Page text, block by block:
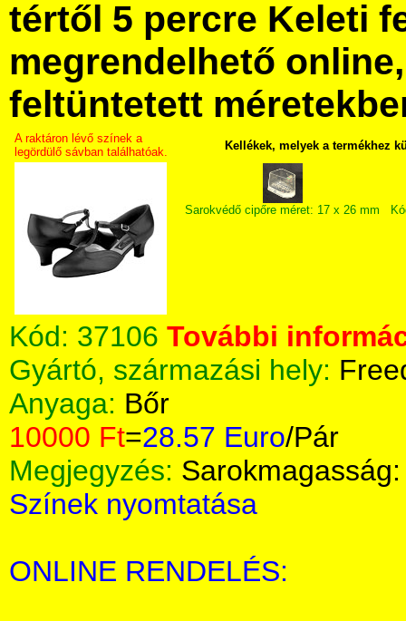
tértől 5 percre Keleti
megrendelhető
feltüntetett
A raktáron lévő színek a
legördülő sávban találhatóak.
Kellékek, melyek a termékhez
Sarokvédő cipőre méret: 17 x 26 mm
Kód: 37106 További
Gyártó, származási hely:
Anyaga: Bőr
10000 Ft=28.57 Euro/Pár
Megjegyzés:
Színek nyomtatása
ONLINE RENDELÉS: